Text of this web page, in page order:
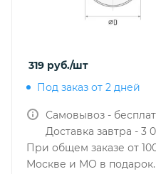
319 руб./шт
Под заказ от 2 дней
Самовывоз -
Доставка завтра - 3
При общем заказе от
Москве и МО в подарок.